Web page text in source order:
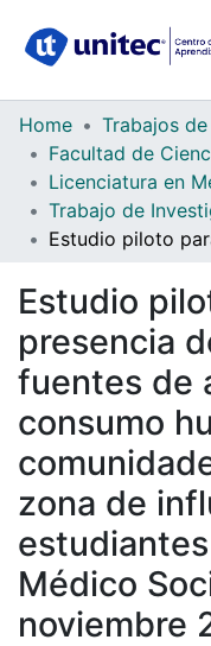
Communities
Collections
All of DSpace
Statistics
Home
Trabajos
Trabajo de
Estudio
presencia
fuentes de
consumo
zona de
Médico
noviembre